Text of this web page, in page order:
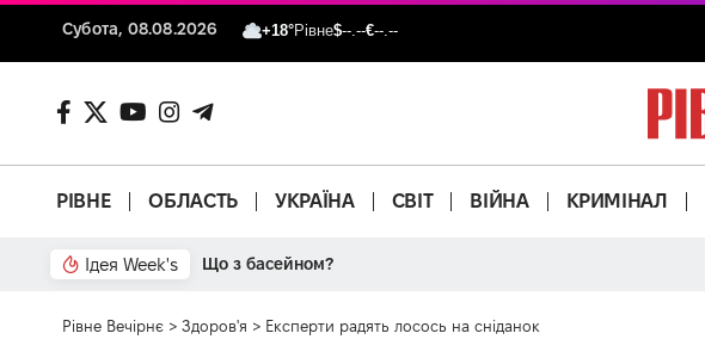
Субота, 08.08.2026 +18°Рівне$--.--€--.--
РІВНЕ ОБЛАСТЬ УКРАЇНА СВІТ ВІЙНА КРИМІНАЛ
Ідея Week's Що з басейном?
Рівне Вечірнє > Здоров'я > Експерти радять лосось на сніданок